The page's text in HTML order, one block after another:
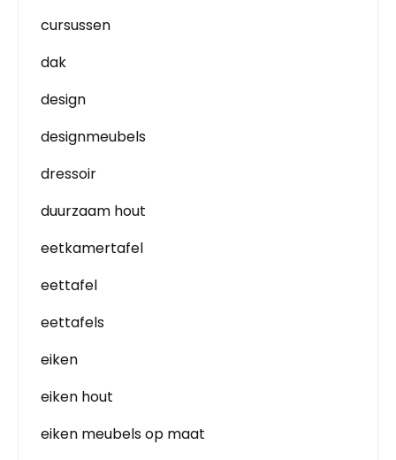
cursussen
dak
design
designmeubels
dressoir
duurzaam hout
eetkamertafel
eettafel
eettafels
eiken
eiken hout
eiken meubels op maat